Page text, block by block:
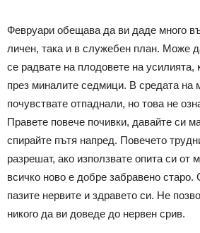
Февруари обещава да ви даде много
личен, така и в служебен план. Може
се радвате на плодовете на усилията,
през миналите седмици. В средата на
почувствате отпаднали, но това не
Правете повече почивки, давайте си
спирайте пътя напред. Повечето
разрешат, ако използвате опита си от
всичко ново е добре забравено старо.
пазите нервите и здравето си. Не
никого да ви доведе до нервен срив.